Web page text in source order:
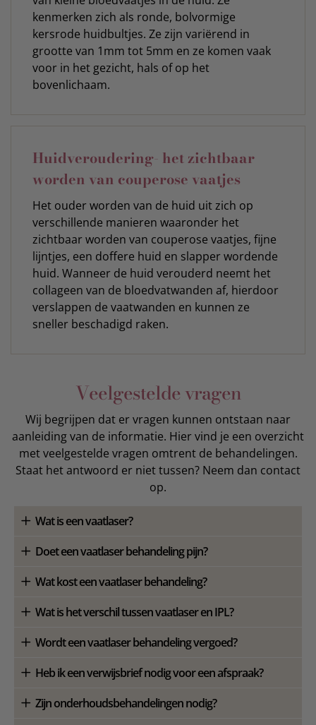
kenmerken zich als ronde, bolvormige
kersrode huidbultjes. Ze zijn variërend in
grootte van 1mm tot 5mm en ze komen vaak
voor in het gezicht, hals of op het
bovenlichaam.
Huidveroudering- het zichtbaar
worden van couperose vaatjes
Het ouder worden van de huid uit zich op
verschillende manieren waaronder het
zichtbaar worden van couperose vaatjes, fijne
lijntjes, een doffere huid en slapper wordende
huid. Wanneer de huid verouderd neemt het
collageen van de bloedvatwanden af, hierdoor
verslappen de vaatwanden en kunnen ze
sneller beschadigd raken.
Veelgestelde vragen
Wij begrijpen dat er vragen kunnen ontstaan naar
aanleiding van de informatie. Hier vind je een overzicht
met veelgestelde vragen omtrent de behandelingen.
Staat het antwoord er niet tussen? Neem dan contact
op.
Wat is een vaatlaser?
Doet een vaatlaser behandeling pijn?
Wat kost een vaatlaser behandeling?
Wat is het verschil tussen vaatlaser en IPL?
Wordt een vaatlaser behandeling vergoed?
Heb ik een verwijsbrief nodig voor een afspraak?
Zijn onderhoudsbehandelingen nodig?